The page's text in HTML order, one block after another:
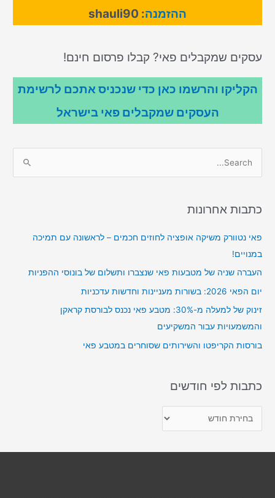
ההזמנה: shauli90
עסקים שמקבלים פאי? קבלו פרסום חינם!
הקליקו והרשמו כאן כדי שנכניס אתכם לרשימת
העסקים שמקבלים פאי בישראל
r
h
f
o
r
כתבות אחרונות
פאי נטוורק משיקה אופציה לחוזים חכמים – לראשונה עם תמיכה
במנויים!
העברה שניה של מטבעות פאי שנצברו ותשלום של בונוסי ההפניות
יום הפאי 2026: בשורות מעניינות וחדשות עדכניות
זינוק של למעלה מ-30%: מטבע פאי נכנס לבורסת קראקן
והמשמעויות עבור המשקיעים
בורסות הקריפטו והשירותים שסוחרים במטבע פאי
כתבות לפי חודשים
ת